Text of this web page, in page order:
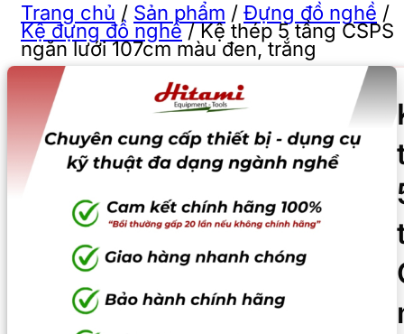
Trang chủ / Sản phẩm / Đựng đồ nghề /
Kệ đựng đồ nghề/Kệ thép 5 tầng CSPS
ngăn lưới 107cm màu đen, trắng